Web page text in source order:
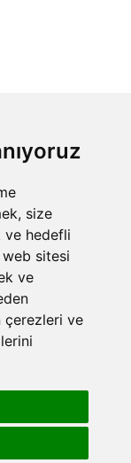
size
ve hedefli
sitesi
ve
çerezleri ve